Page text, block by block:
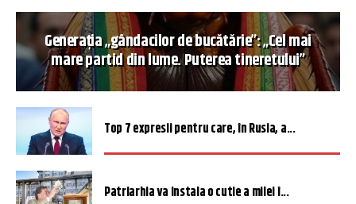
Generația „gândacilor de bucătărie”: „Cel mai
mare partid din lume. Puterea tineretului”
Top 7 expresii pentru care, în Rusia, a...
Patriarhia va instala o cutie a milei î...